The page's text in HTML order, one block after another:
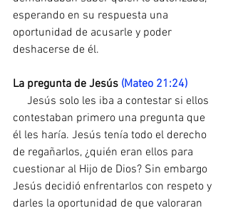
esperando en su respuesta una
oportunidad de acusarle y poder
deshacerse de él.
La pregunta de Jesús (Mateo 21:24)
contestaban primero una pregunta que
él les haría. Jesús tenía todo el derecho
de regañarlos, ¿quién eran ellos para
cuestionar al Hijo de Dios? Sin embargo
Jesús decidió enfrentarlos con respeto y
darles la oportunidad de que valoraran